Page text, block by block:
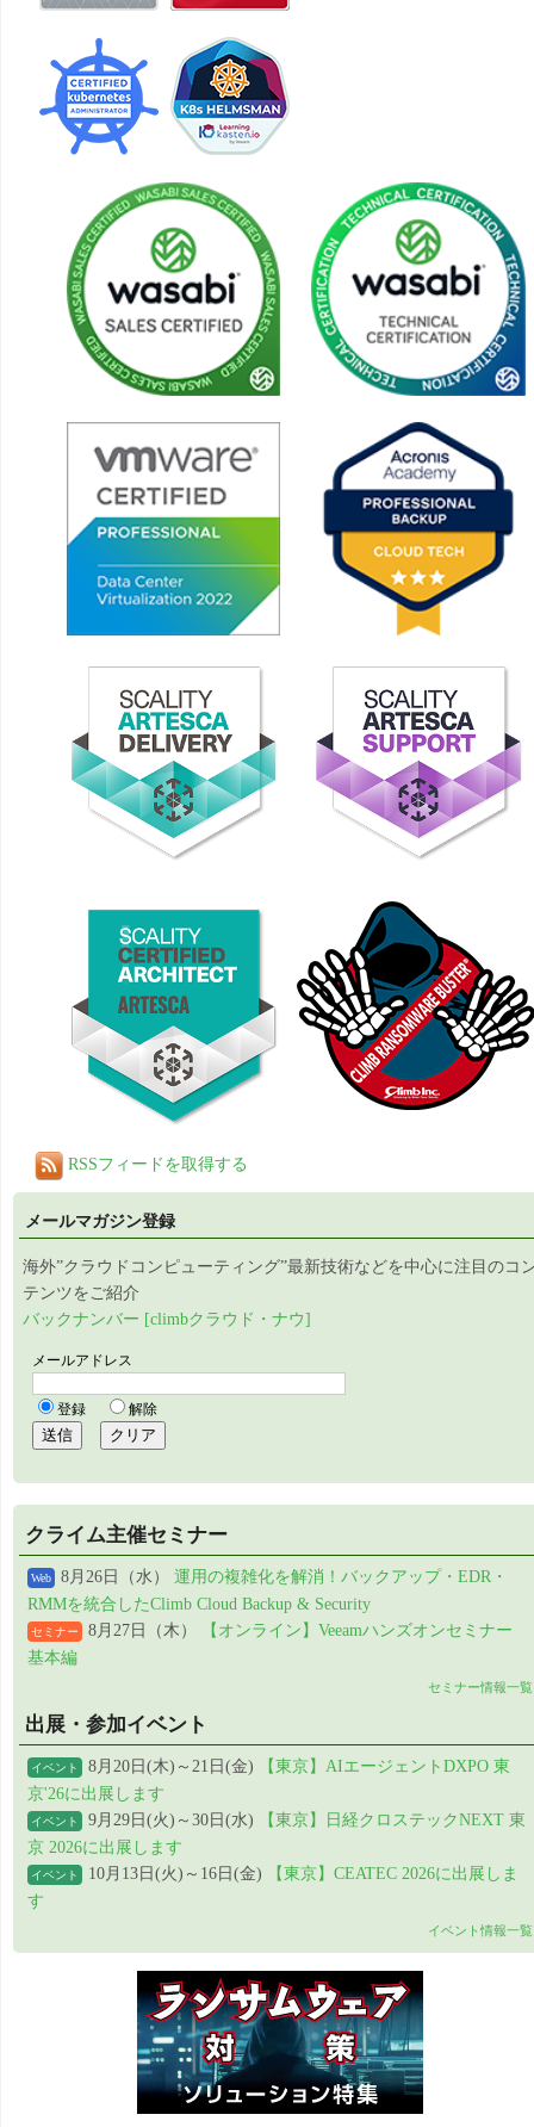
RSSフィードを取得する
メールマガジン登録
海外”クラウドコンピューティング”最新技術などを中心に注目のコ
テンツをご紹介
バックナンバー [climbクラウド・ナウ]
クライム主催セミナー
Web 8月26日（水） 運用の複雑化を解消！バックアップ・EDR・
RMMを統合したClimb Cloud Backup & Security
セミナー 8月27日（木）
【オンライン】Veeamハンズオンセミナー
基本編
セミナー情報一覧
出展・参加イベント
イベント 8月20日(木)～21日(金)
【東京】AIエージェントDXPO 東
京'26に出展します
イベント 9月29日(火)～30日(水)
【東京】日経クロステックNEXT 東
京 2026に出展します
イベント 10月13日(火)～16日(金)
【東京】CEATEC 2026に出展しま
す
イベント情報一覧